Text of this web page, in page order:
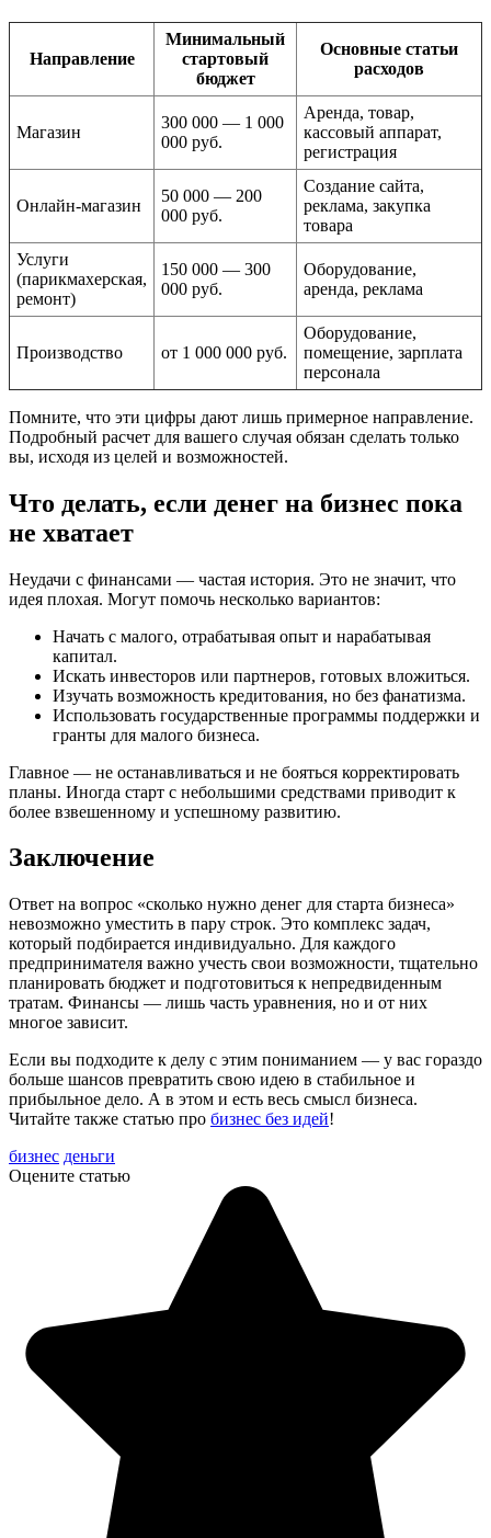
Направление
Минимальный
стартовый
бюджет
Основные статьи
расходов
Магазин
300 000 — 1 000
000 руб.
Аренда, товар,
кассовый аппарат,
регистрация
Онлайн-магазин
50 000 — 200
000 руб.
Создание сайта,
реклама, закупка
товара
Услуги
(парикмахерская,
ремонт)
150 000 — 300
000 руб.
Оборудование,
аренда, реклама
Производство от 1 000 000 руб.
Оборудование,
помещение, зарплата
персонала
Помните, что эти цифры дают лишь примерное направление.
Подробный расчет для вашего случая обязан сделать только
вы, исходя из целей и возможностей.
Что делать, если денег на бизнес пока
не хватает
Неудачи с финансами — частая история. Это не значит, что
идея плохая. Могут помочь несколько вариантов:
Начать с малого, отрабатывая опыт и нарабатывая
капитал.
Искать инвесторов или партнеров, готовых вложиться.
Изучать возможность кредитования, но без фанатизма.
Использовать государственные программы поддержки и
гранты для малого бизнеса.
Главное — не останавливаться и не бояться корректировать
планы. Иногда старт с небольшими средствами приводит к
более взвешенному и успешному развитию.
Заключение
Ответ на вопрос «сколько нужно денег для старта бизнеса»
невозможно уместить в пару строк. Это комплекс задач,
который подбирается индивидуально. Для каждого
предпринимателя важно учесть свои возможности, тщательно
планировать бюджет и подготовиться к непредвиденным
тратам. Финансы — лишь часть уравнения, но и от них
многое зависит.
Если вы подходите к делу с этим пониманием — у вас гораздо
больше шансов превратить свою идею в стабильное и
прибыльное дело. А в этом и есть весь смысл бизнеса.
Читайте также статью про бизнес без идей!
бизнес деньги
Оцените статью